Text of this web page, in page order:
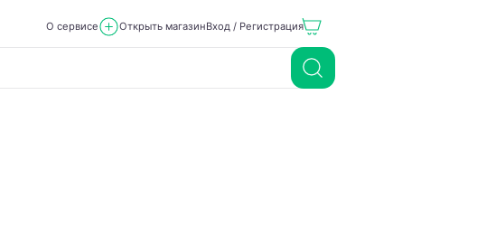
О сервисе Открыть магазинВход / Регистрация